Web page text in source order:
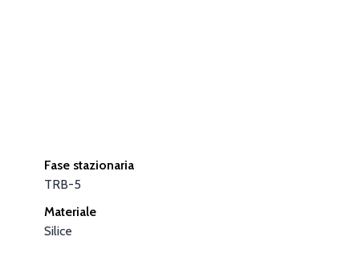
Fase stazionaria
TRB-5
Materiale
Silice